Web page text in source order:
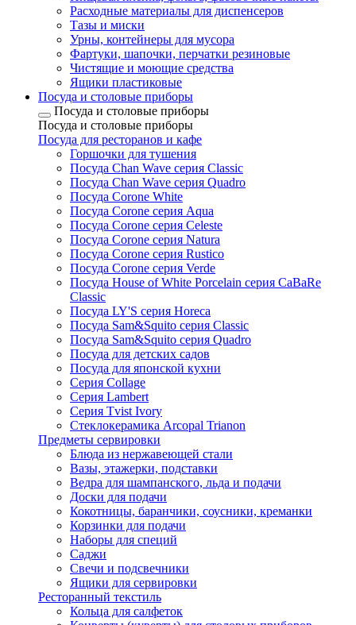
Расходные материалы для диспенсеров
Тазы и миски
Урны, контейнеры для мусора
Фартуки, шапочки, перчатки резиновые
Чистящие и моющие средства
Ящики пластиковые
Посуда и столовые приборы
Посуда и столовые приборы
Посуда и столовые приборы
Посуда для ресторанов и кафе
Горшочки для тушения
Посуда Chan Wave серия Classic
Посуда Chan Wave серия Quadro
Посуда Corone White
Посуда Corone серия Aqua
Посуда Corone серия Celeste
Посуда Corone серия Natura
Посуда Corone серия Rustico
Посуда Corone серия Verde
Посуда House of White Porcelain серия CaBaRe
Classic
Посуда LY'S серия Horeca
Посуда Sam&Squito серия Classic
Посуда Sam&Squito серия Quadro
Посуда для детских садов
Посуда для японской кухни
Серия Collage
Серия Lambert
Серия Tvist Ivory
Стеклокерамика Arcopal Trianon
Предметы сервировки
Блюда из нержавеющей стали
Вазы, этажерки, подставки
Ведра для шампанского, льда и подачи
Доски для подачи
Кокотницы, баранчики, соусники, креманки
Корзинки для подачи
Наборы для специй
Саджи
Свечи и подсвечники
Ящики для сервировки
Ресторанный текстиль
Кольца для салфеток